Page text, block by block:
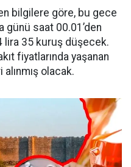
bilgilere göre, bu gece
günü saat 00.01’den
lira 35 kuruş düşecek.
fiyatlarında yaşanan
olacak.